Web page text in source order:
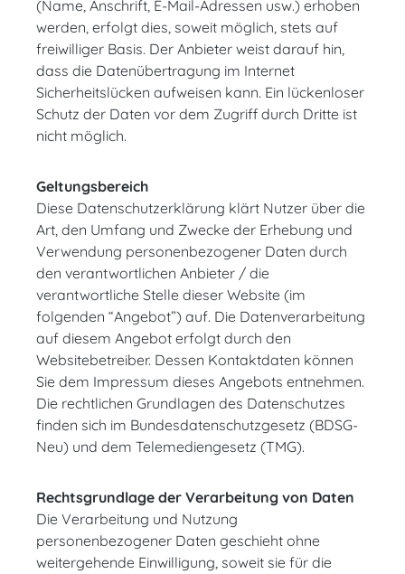
(Name, Anschrift, E-Mail-Adressen usw.) erhoben
werden, erfolgt dies, soweit möglich, stets auf
freiwilliger Basis. Der Anbieter weist darauf hin,
dass die Datenübertragung im Internet
Sicherheitslücken aufweisen kann. Ein lückenloser
Schutz der Daten vor dem Zugriff durch Dritte ist
nicht möglich.
Geltungsbereich
Diese Datenschutzerklärung klärt Nutzer über die
Art, den Umfang und Zwecke der Erhebung und
Verwendung personenbezogener Daten durch
den verantwortlichen Anbieter / die
verantwortliche Stelle dieser Website (im
folgenden “Angebot”) auf. Die Datenverarbeitung
auf diesem Angebot erfolgt durch den
Websitebetreiber. Dessen Kontaktdaten können
Sie dem Impressum dieses Angebots entnehmen.
Die rechtlichen Grundlagen des Datenschutzes
finden sich im Bundesdatenschutzgesetz (BDSG-
Neu) und dem Telemediengesetz (TMG).
Rechtsgrundlage der Verarbeitung von Daten
Die Verarbeitung und Nutzung
personenbezogener Daten geschieht ohne
weitergehende Einwilligung, soweit sie für die